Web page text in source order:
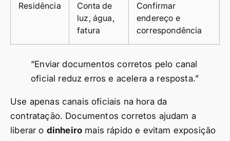
Residência
Conta de
luz, água,
fatura
Confirmar
endereço e
correspondência
“Enviar documentos corretos pelo canal
oficial reduz erros e acelera a resposta.”
Use apenas canais oficiais na hora da
contratação. Documentos corretos ajudam a
liberar o dinheiro mais rápido e evitam exposição